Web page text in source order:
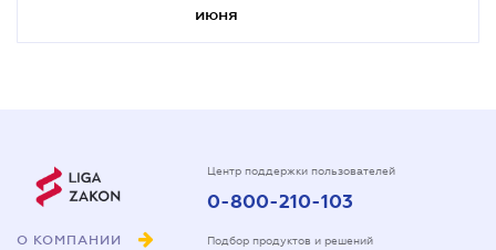
июня
О КОМПАНИИ
Центр поддержки пользователей
0-800-210-103
Подбор продуктов и решений